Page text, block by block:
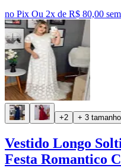
no Pix Ou 2x de R$ 80,00
+2 + 3
Vestido Longo
Festa Romantico